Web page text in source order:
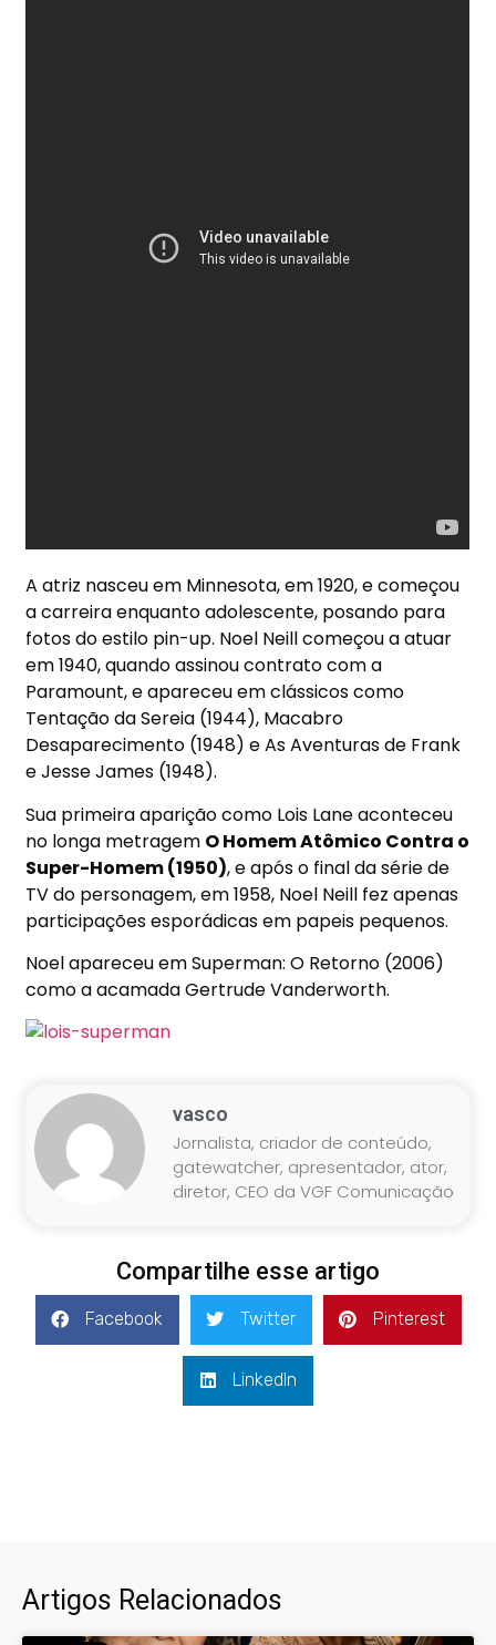
A atriz nasceu em Minnesota, em 1920, e começou
a carreira enquanto adolescente, posando para
fotos do estilo pin-up. Noel Neill começou a atuar
em 1940, quando assinou contrato com a
Paramount, e apareceu em clássicos como
Tentação da Sereia (1944), Macabro
Desaparecimento (1948) e As Aventuras de Frank
e Jesse James (1948).
Sua primeira aparição como Lois Lane aconteceu
no longa metragem O Homem Atômico Contra o
Super-Homem (1950), e após o final da série de
TV do personagem, em 1958, Noel Neill fez apenas
participações esporádicas em papeis pequenos.
Noel apareceu em Superman: O Retorno (2006)
como a acamada Gertrude Vanderworth.
vasco
Jornalista, criador de conteúdo,
gatewatcher, apresentador, ator,
diretor, CEO da VGF Comunicação
Compartilhe esse artigo
Facebook Twitter Pinterest
LinkedIn
Artigos Relacionados